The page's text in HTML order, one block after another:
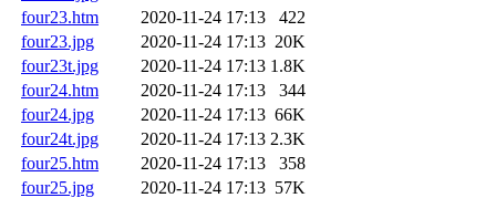
four23.htm
2020-11-24 17:13
422
four23.jpg
2020-11-24 17:13 20K
four23t.jpg
2020-11-24 17:13 1.8K
four24.htm
2020-11-24 17:13
344
four24.jpg
2020-11-24 17:13 66K
four24t.jpg
2020-11-24 17:13 2.3K
four25.htm
2020-11-24 17:13
358
four25.jpg
2020-11-24 17:13 57K